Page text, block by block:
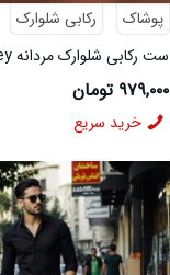
پوشاک
رکابی شلوارک
3996
۹۷۹,۰۰۰ تومان
خرید سریع